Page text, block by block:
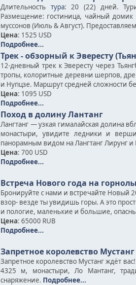
Длительность тура: 20 (22) дней.
Размещение: гостиница, чайный
муссонов (Июль & Август).
Цена: 1525 USD
Подробнее...
Трек - обзорный к Эвересту
12-дневный трек к Эвересту через
тропы, колоритные деревни шерпов,
и Нупцзе. Маршрут средней сложности
Цена: 1095 USD
Подробнее...
Поход в долину Лантанг
Лангтанг — узкая гималайская долина
монастыри, увидите ледники и
панорамным видом на Лангтанг Лирунг и
Цена: 700 USD
Подробнее...
Встреча Нового года на
Бронируйте с нами и встречайте Новый
взор- везде ты увидишь горы. А это
и пологие, маленькие и большие,
Цена: 65000 RUB
Подробнее...
Запретное королевство Мустанг
Запретное королевство Мустанг ждёт
4325 м, монастыри, Ло Мантанг,
снаряжение. Подробнее...